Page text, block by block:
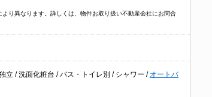
り異なります。詳しくは、物件お取り扱い不動産会社にお問合
立 /洗面化粧台 /バス・トイレ別 / シャワー / オートバ